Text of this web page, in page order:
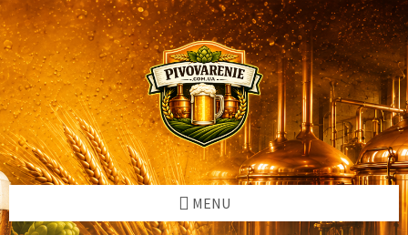
Skip
to
content
Skip
to
left
sidebar
Skip
to
right
sidebar
Skip
to
footer
MENU